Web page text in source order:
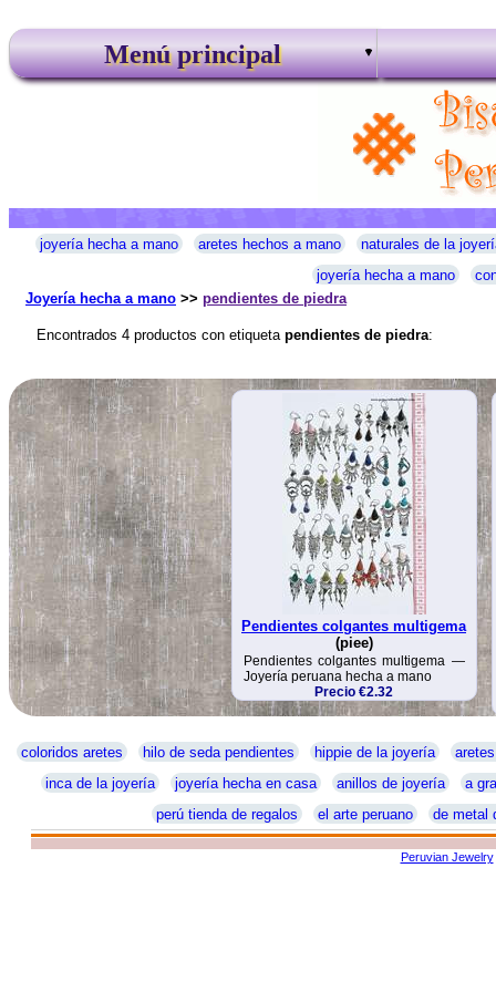
Menú principal
joyería hecha a mano aretes hechos a mano
naturales de la
joyería hecha a mano
Joyería hecha a mano >> pendientes de piedra
Encontrados 4 productos con etiquetapendientes de piedra:
Pendientes colgantes multigema
(piee)
Pendientes colgantes multigema —
Joyería peruana hecha a mano
Precio €2.32
coloridos aretes hilo de seda pendientes hippie de la joyería
inca de la joyería
joyería hecha en casa anillos de joyería
a
perú tienda de regalos
el arte peruano de metal
Peruvian Jewelry